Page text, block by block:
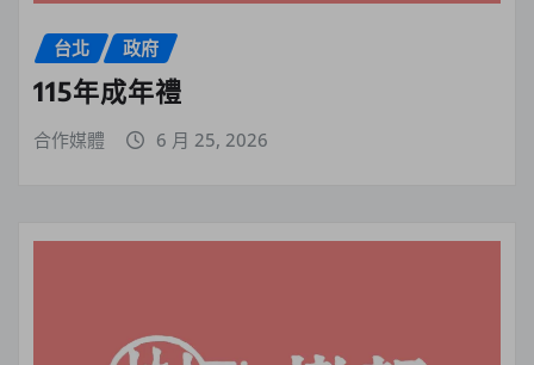
台北 政府
115年成年禮
合作媒體 6 月 25, 2026